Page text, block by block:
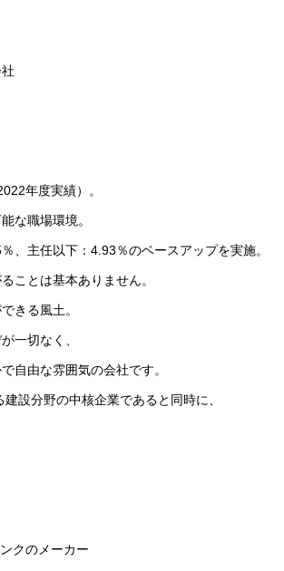
年度実績）。
な職場環境。
、主任以下：4.93％のベースアップを実施。
ことは基本ありません。
きる風土。
一切なく、
自由な雰囲気の会社です。
設分野の中核企業であると同時に、
クのメーカー